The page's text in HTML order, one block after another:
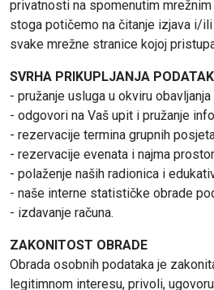
privatnosti na spomenutim
stoga potičemo na čitanje izjava i/
svake mrežne stranice kojoj
SVRHA PRIKUPLJANJA
- pružanje usluga u okviru
- odgovori na Vaš upit i pružanje
- rezervacije termina grupnih
- rezervacije evenata i najma
- polaženje naših radionica i
- naše interne statističke obrade
- izdavanje računa.
ZAKONITOST OBRADE
Obrada osobnih podataka je
legitimnom interesu, privoli,